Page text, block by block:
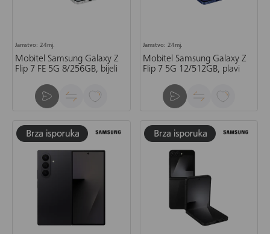
Jamstvo: 24mj.
Mobitel Samsung Galaxy Z
Flip 7 FE 5G 8/256GB, bijeli
Jamstvo: 24mj.
Mobitel Samsung Galaxy Z
Flip 7 5G 12/512GB, plavi